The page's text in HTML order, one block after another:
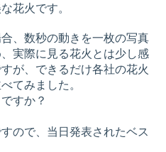
花火です。
、数秒の動きを一枚の写真
実際に見る花火とは少し感
が、できるだけ各社の花火
てみました。
すか？
ので、当日発表されたベス